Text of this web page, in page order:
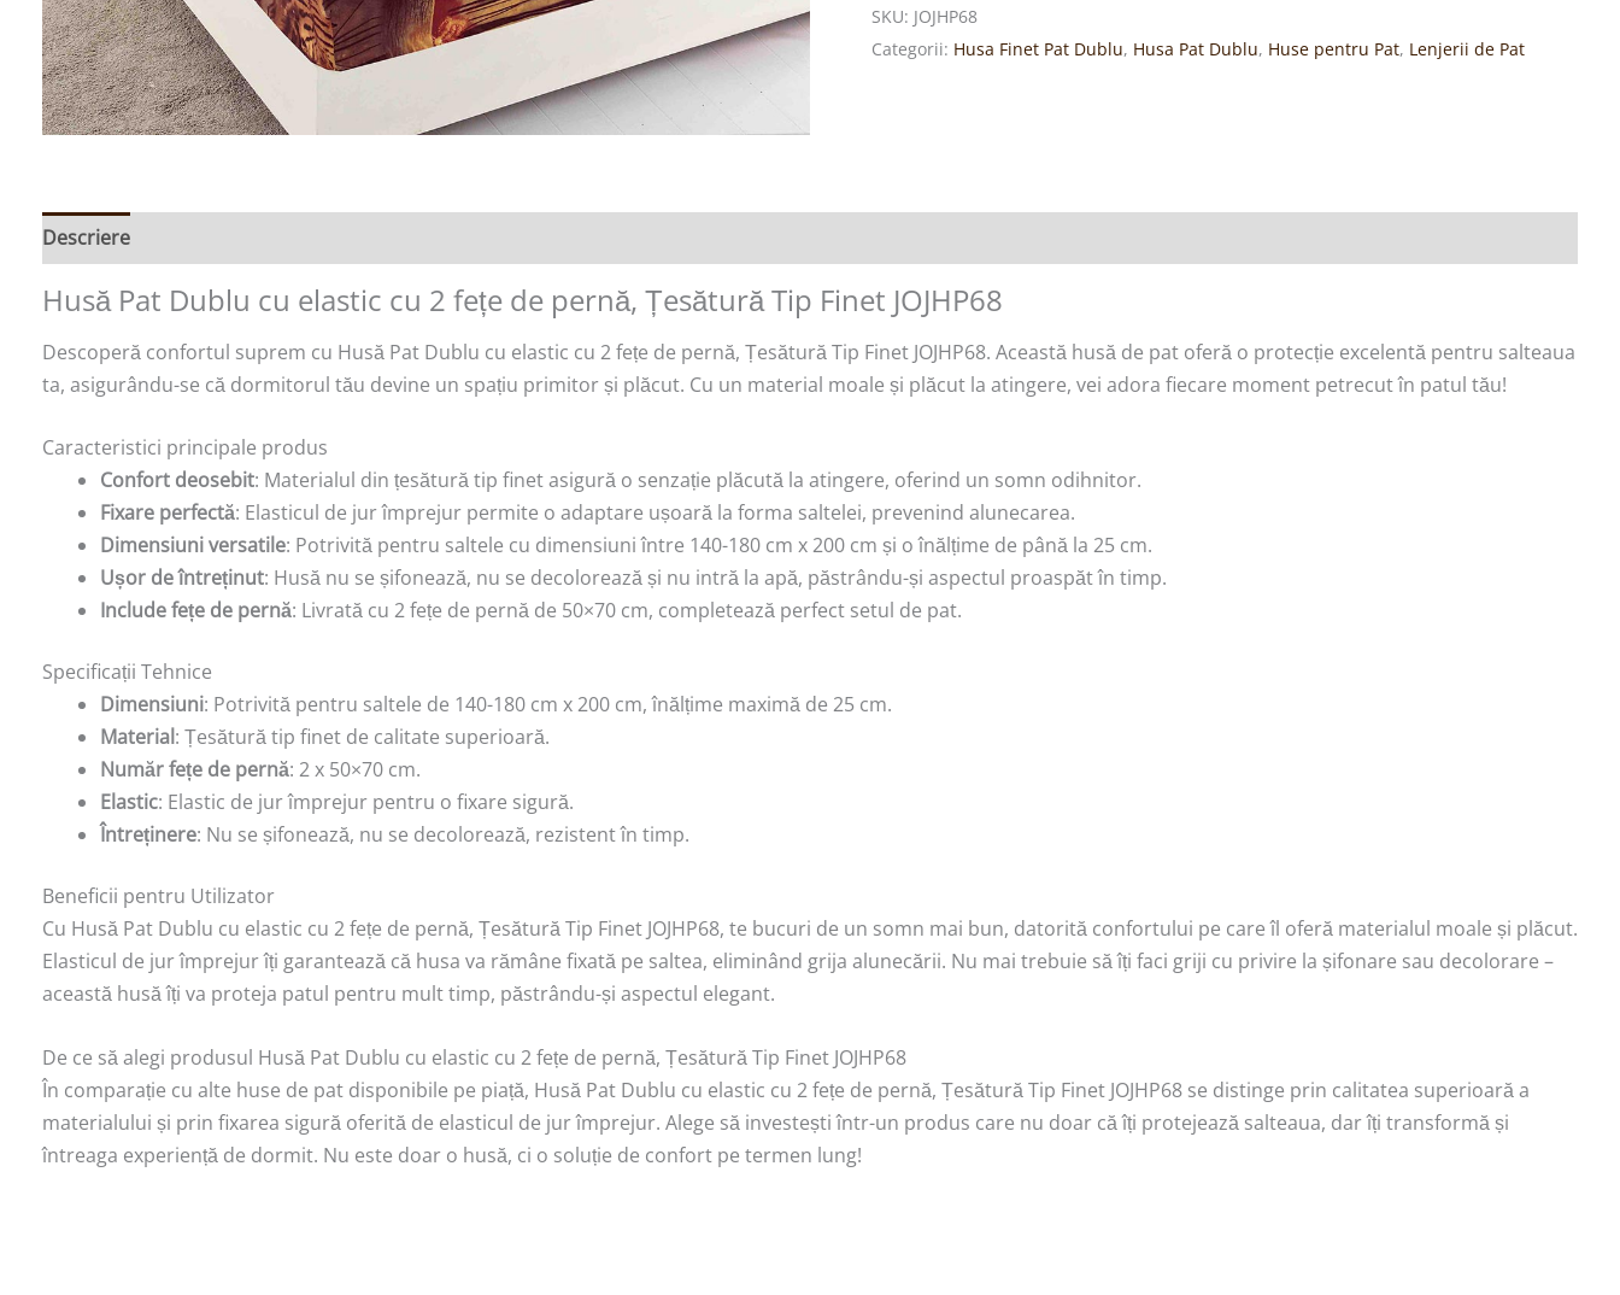
SKU: JOJHP68
Categorii: Husa Finet Pat Dublu, Husa Pat Dublu, Huse pentru Pat, Lenjerii de Pat
Descriere
Husă Pat Dublu cu elastic cu 2 fețe de pernă, Țesătură Tip Finet JOJHP68
Descoperă confortul suprem cu Husă Pat Dublu cu elastic cu 2 fețe de pernă, Țesătură Tip Finet JOJHP68. Această husă de pat oferă o protecție excelentă pentru salteaua
ta, asigurându-se că dormitorul tău devine un spațiu primitor și plăcut. Cu un material moale și plăcut la atingere, vei adora fiecare moment petrecut în patul tău!
Caracteristici principale produs
Confort deosebit: Materialul din țesătură tip finet asigură o senzație plăcută la atingere, oferind un somn odihnitor.
Fixare perfectă: Elasticul de jur împrejur permite o adaptare ușoară la forma saltelei, prevenind alunecarea.
Dimensiuni versatile: Potrivită pentru saltele cu dimensiuni între 140-180 cm x 200 cm și o înălțime de până la 25 cm.
Ușor de întreținut: Husă nu se șifonează, nu se decolorează și nu intră la apă, păstrându-și aspectul proaspăt în timp.
Include fețe de pernă: Livrată cu 2 fețe de pernă de 50×70 cm, completează perfect setul de pat.
Specificații Tehnice
Dimensiuni: Potrivită pentru saltele de 140-180 cm x 200 cm, înălțime maximă de 25 cm.
Material: Țesătură tip finet de calitate superioară.
Număr fețe de pernă: 2 x 50×70 cm.
Elastic: Elastic de jur împrejur pentru o fixare sigură.
Întreținere: Nu se șifonează, nu se decolorează, rezistent în timp.
Beneficii pentru Utilizator
Cu Husă Pat Dublu cu elastic cu 2 fețe de pernă, Țesătură Tip Finet JOJHP68, te bucuri de un somn mai bun, datorită confortului pe care îl oferă materialul moale și plăcut.
Elasticul de jur împrejur îți garantează că husa va rămâne fixată pe saltea, eliminând grija alunecării. Nu mai trebuie să îți faci griji cu privire la șifonare sau decolorare –
această husă îți va proteja patul pentru mult timp, păstrându-și aspectul elegant.
De ce să alegi produsul Husă Pat Dublu cu elastic cu 2 fețe de pernă, Țesătură Tip Finet JOJHP68
În comparație cu alte huse de pat disponibile pe piață, Husă Pat Dublu cu elastic cu 2 fețe de pernă, Țesătură Tip Finet JOJHP68 se distinge prin calitatea superioară a
materialului și prin fixarea sigură oferită de elasticul de jur împrejur. Alege să investești într-un produs care nu doar că îți protejează salteaua, dar îți transformă și
întreaga experiență de dormit. Nu este doar o husă, ci o soluție de confort pe termen lung!